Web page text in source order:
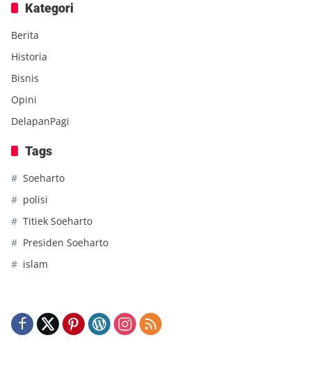
Kategori
Berita
Historia
Bisnis
Opini
DelapanPagi
Tags
Soeharto
polisi
Titiek Soeharto
Presiden Soeharto
islam